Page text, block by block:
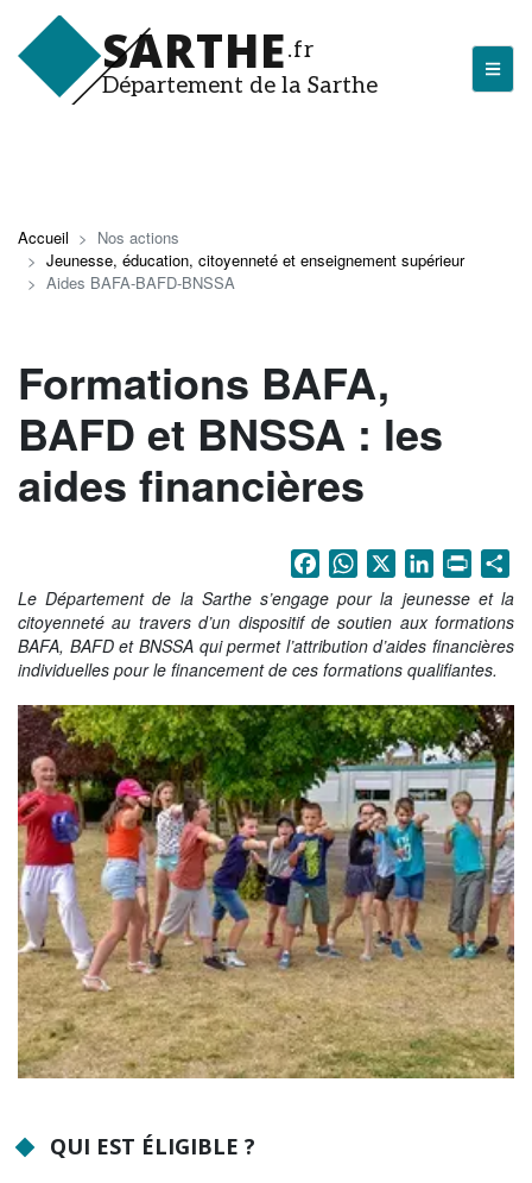
au
contenu
principal
SARTHE.fr
Département de la Sarthe
Les actualités du Département
J'arrive en Sarthe
Entreprendre en Sarthe
Tourisme en Sarthe
Que faire en Sarthe ?
La Sarthe sportive
L'Abbaye Royale de l'Épau
Voix au Chapitre
Les expositions virtuelles
La Sarthe sur les réseaux
La newsletter du Département de la
Sarthe
LE CONSEIL DÉPARTEMENTAL
Les 21 cantons de la Sarthe
Les conseillers départementaux
Les commissions
Les services
L'Assemblée départementale
Accueil
Nos actions
Jeunesse, éducation, citoyenneté et enseignement supérieur
Aides BAFA-BAFD-BNSSA
Formations BAFA,
BAFD et BNSSA : les
aides financières
FacebookWhatsApp
X LinkedIn
Print
Le Département de la Sarthe s’engage pour la jeunesse et la
citoyenneté au travers d’un dispositif de soutien aux formations
BAFA, BAFD et BNSSA qui permet l’attribution d’aides financières
individuelles pour le financement de ces formations qualifiantes.
QUI EST ÉLIGIBLE ?